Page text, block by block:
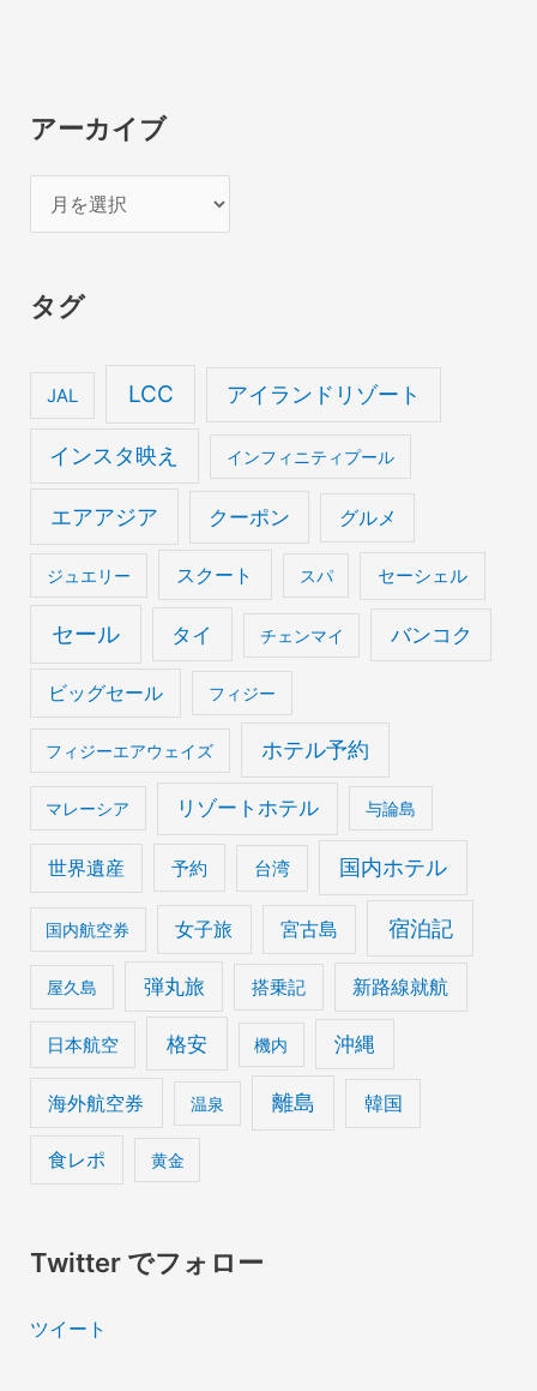
アーカイブ
ー
イ
タグ
JAL LCC アイランドリゾート
インスタ映え インフィニティプール
エアアジア クーポン グルメ
ジュエリー スクート スパ セーシェル
セール タイ チェンマイ バンコク
ビッグセール フィジー
フィジーエアウェイズ ホテル予約
マレーシア リゾートホテル 与論島
世界遺産 予約 台湾 国内ホテル
国内航空券 女子旅 宮古島 宿泊記
屋久島 弾丸旅 搭乗記 新路線就航
日本航空 格安 機内 沖縄
海外航空券 温泉 離島 韓国
食レポ 黄金
Twitter でフォロー
ツイート